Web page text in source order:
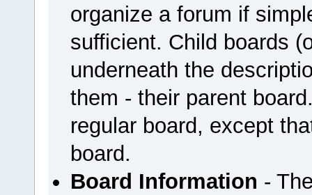
organize a forum if
sufficient. Child boards
underneath the
them - their parent
regular board, except
board.
Board Information -